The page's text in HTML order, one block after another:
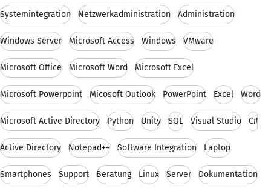
Systemintegration Netzwerkadministration Administration
Windows Server Microsoft Access Windows VMware
Microsoft Office Microsoft Word Microsoft Excel
Microsoft Powerpoint Micosoft Outlook PowerPoint Excel Word
Microsoft Active Directory Python Unity SQL Visual Studio C#
Active Directory Notepad++ Software Integration Laptop
Smartphones Support Beratung Linux Server Dokumentation